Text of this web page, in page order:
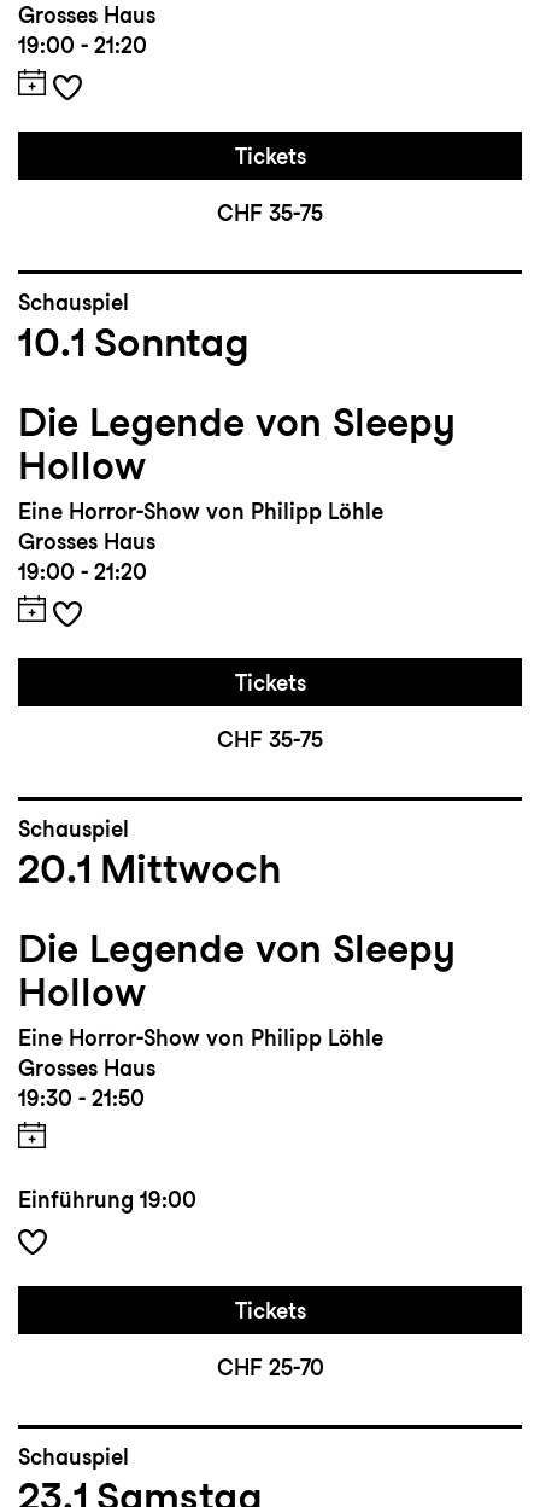
Grosses Haus
19:00 - 21:20
Tickets
CHF 35-75
Schauspiel
10.1 Sonntag
Die Legende von Sleepy
Hollow
Eine Horror-Show von Philipp Löhle
Grosses Haus
19:00 - 21:20
Tickets
CHF 35-75
Schauspiel
20.1 Mittwoch
Die Legende von Sleepy
Hollow
Eine Horror-Show von Philipp Löhle
Grosses Haus
19:30 - 21:50
Einführung 19:00
Tickets
CHF 25-70
Schauspiel
23.1 Samstag